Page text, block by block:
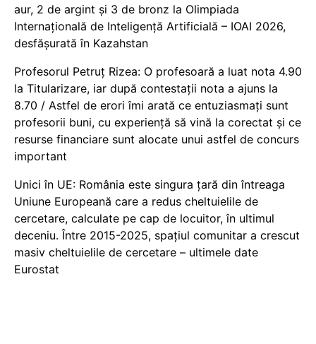
aur, 2 de argint și 3 de bronz la Olimpiada
Internațională de Inteligență Artificială – IOAI 2026,
desfășurată în Kazahstan
Profesorul Petruț Rizea: O profesoară a luat nota 4.90
la Titularizare, iar după contestații nota a ajuns la
8.70 / Astfel de erori îmi arată ce entuziasmați sunt
profesorii buni, cu experiență să vină la corectat și ce
resurse financiare sunt alocate unui astfel de concurs
important
Unici în UE: România este singura țară din întreaga
Uniune Europeană care a redus cheltuielile de
cercetare, calculate pe cap de locuitor, în ultimul
deceniu. Între 2015-2025, spațiul comunitar a crescut
masiv cheltuielile de cercetare – ultimele date
Eurostat